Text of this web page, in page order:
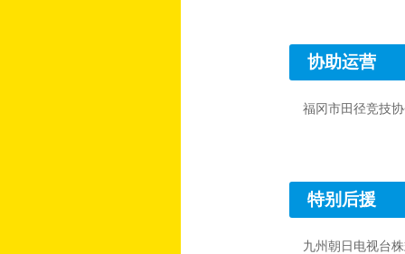
协助运营
福冈市田径竞技
特别后援
九州朝日电视台